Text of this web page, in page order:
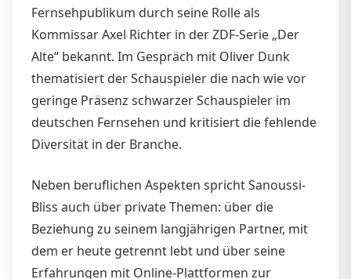
Fernsehpublikum durch seine Rolle als
Kommissar Axel Richter in der ZDF-Serie „Der
Alte“ bekannt. Im Gespräch mit Oliver Dunk
thematisiert der Schauspieler die nach wie vor
geringe Präsenz schwarzer Schauspieler im
deutschen Fernsehen und kritisiert die fehlende
Diversität in der Branche.
Neben beruflichen Aspekten spricht Sanoussi-
Bliss auch über private Themen: über die
Beziehung zu seinem langjährigen Partner, mit
dem er heute getrennt lebt und über seine
Erfahrungen mit Online-Plattformen zur